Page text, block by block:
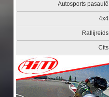
Autosports pasaulē
4x4
Rallijreids
Cits